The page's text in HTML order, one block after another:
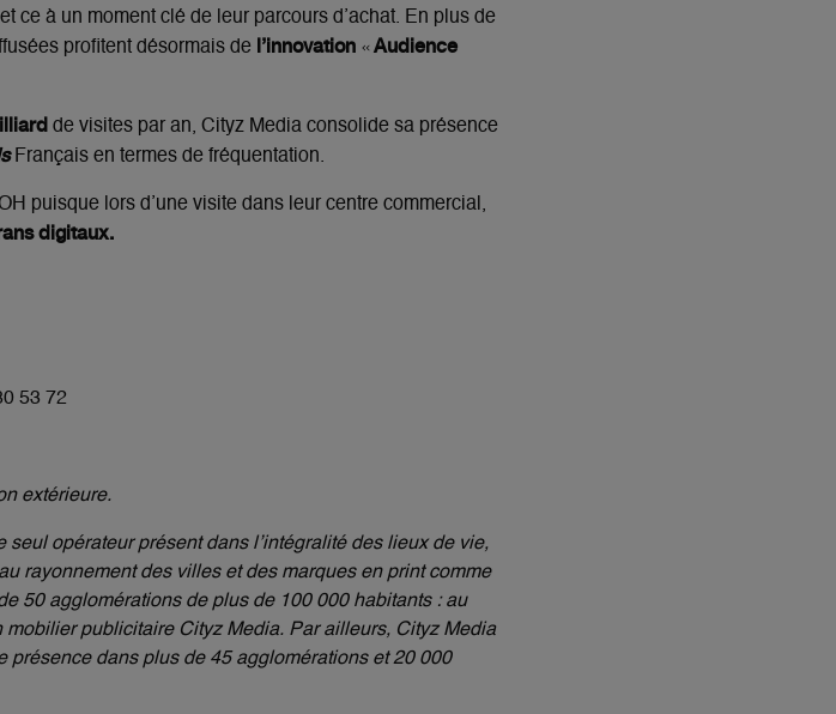
ce à un moment clé de leur parcours d’achat. En plus de
profitent désormais de l’innovation «Audience
de visites par an, Cityz Media consolide sa présence
Français en termes de fréquentation.
puisque lors d’une visite dans leur centre commercial,
digitaux.
53 72
extérieure.
opérateur présent dans l’intégralité des lieux de vie,
rayonnement des villes et des marques en print comme
50 agglomérations de plus de 100 000 habitants : au
publicitaire Cityz Media. Par ailleurs, Cityz Media
présence dans plus de 45 agglomérations et 20 000